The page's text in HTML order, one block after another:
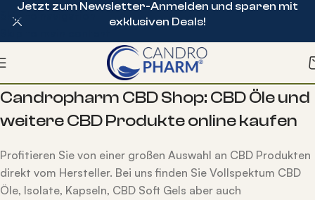
Skip to navigation
Candropharm CBD Shop: CBD Öle und
weitere CBD Produkte online kaufen
Profitieren Sie von einer großen Auswahl an CBD Produkten
direkt vom Hersteller. Bei uns finden Sie Vollspektum CBD
Öle, Isolate, Kapseln, CBD Soft Gels aber auch
Jetzt zum Newsletter-Anmelden und sparen mit
exklusiven Deals!